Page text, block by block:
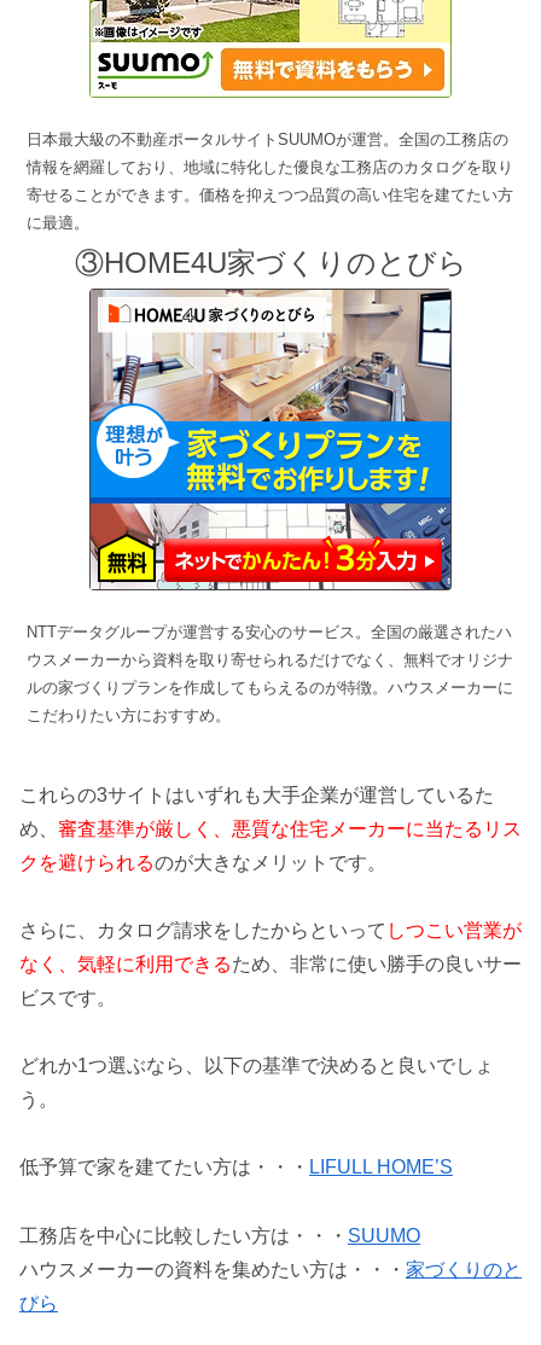
日本最大級の不動産ポータルサイトSUUMOが運営。全国の工務店の
情報を網羅しており、地域に特化した優良な工務店のカタログを取り
寄せることができます。価格を抑えつつ品質の高い住宅を建てたい方
に最適。
③HOME4U家づくりのとびら
NTTデータグループが運営する安心のサービス。全国の厳選されたハ
ウスメーカーから資料を取り寄せられるだけでなく、無料でオリジナ
ルの家づくりプランを作成してもらえるのが特徴。ハウスメーカーに
こだわりたい方におすすめ。
これらの3サイトはいずれも大手企業が運営しているた
め、 審査基準が厳しく、悪質な住宅メーカーに当たるリス
クを避けられるのが大きなメリットです。
さらに、カタログ請求をしたからといって しつこい営業が
なく、気軽に利用できるため、非常に使い勝手の良いサー
ビスです。
どれか1つ選ぶなら、以下の基準で決めると良いでしょ
う。
低予算で家を建てたい方は・・・ LIFULL HOME’S
工務店を中心に比較したい方は・・・ SUUMO
ハウスメーカーの資料を集めたい方は・・・ 家づくりのと
びら